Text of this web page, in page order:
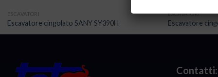
ESCAVATORI
Escavatore cingolato SANY SY390H
ESCAVATORI
Escavatore
Contatti: